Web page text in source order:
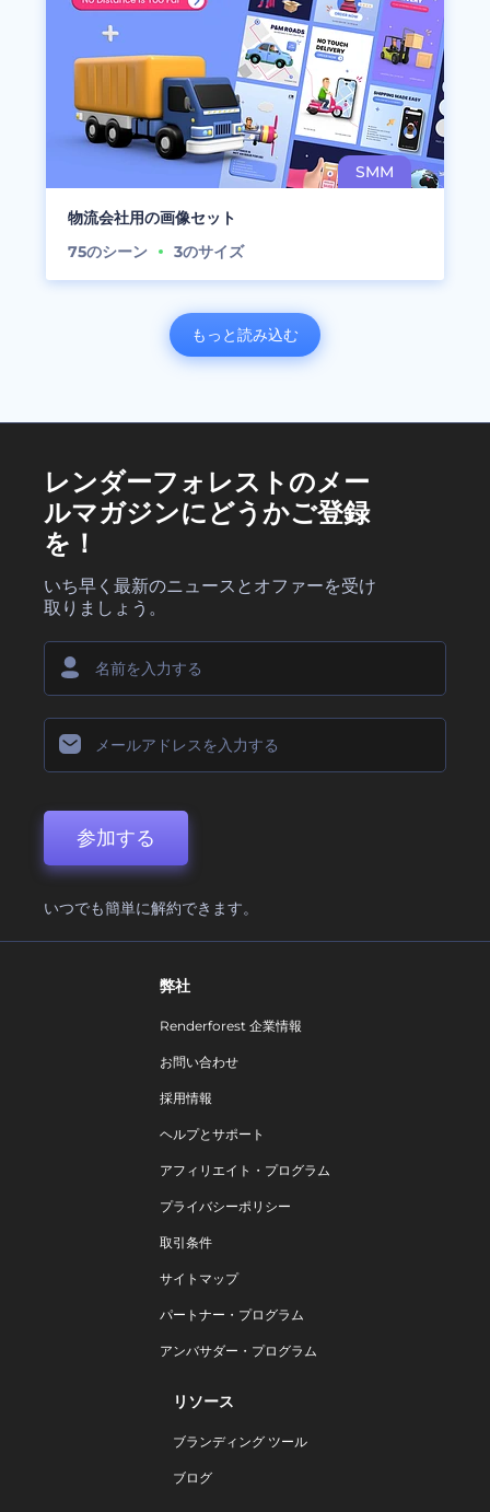
物流会社用の画像セット
75のシーン 3のサイズ
もっと読み込む
レンダーフォレストのメー
ルマガジンにどうかご登録
を！
いち早く最新のニュースとオファーを受け
取りましょう。
参加する
いつでも簡単に解約できます。
弊社
Renderforest 企業情報
お問い合わせ
採用情報
ヘルプとサポート
アフィリエイト・プログラム
プライバシーポリシー
取引条件
サイトマップ
パートナー・プログラム
アンバサダー・プログラム
リソース
ブランディング ツール
ブログ